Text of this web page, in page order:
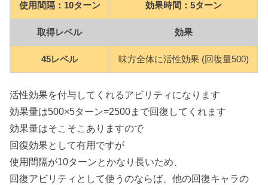
使用間隔：10ターン 効果時間：5ターン
取得レベル 効果
45レベル 味方全体に活性効果 (回復量500)
活性効果を付与してくれるアビリティになります
効果量は500×5ターン=2500まで回復してくれます
効果量はそこそこありますので
回復効果として有用ですが
使用間隔が10ターンとかなり長いため、
回復アビリティとして使うのならば、他の回復キャラの